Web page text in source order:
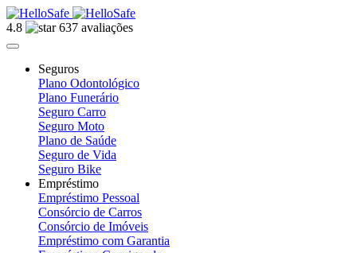
4.8 637 avaliações
Seguros
Plano Odontológico
Plano Funerário
Seguro Carro
Seguro Moto
Plano de Saúde
Seguro de Vida
Seguro Bike
Empréstimo
Empréstimo Pessoal
Consórcio de Carros
Consórcio de Imóveis
Empréstimo com Garantia